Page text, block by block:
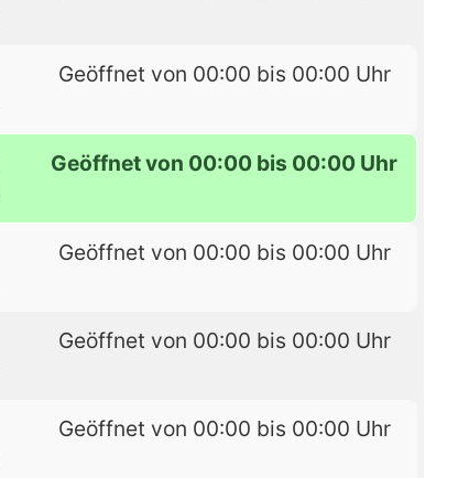
Geöffnet von 00:00 bis 00:00 Uhr
Geöffnet von 00:00 bis 00:00 Uhr
Geöffnet von 00:00 bis 00:00 Uhr
Geöffnet von 00:00 bis 00:00 Uhr
Geöffnet von 00:00 bis 00:00 Uhr